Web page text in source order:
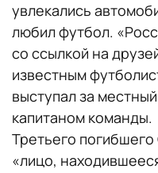
увлекались
любил футбол.
со ссылкой на
известным
выступал за
капитаном команды.
Третьего
«лицо,